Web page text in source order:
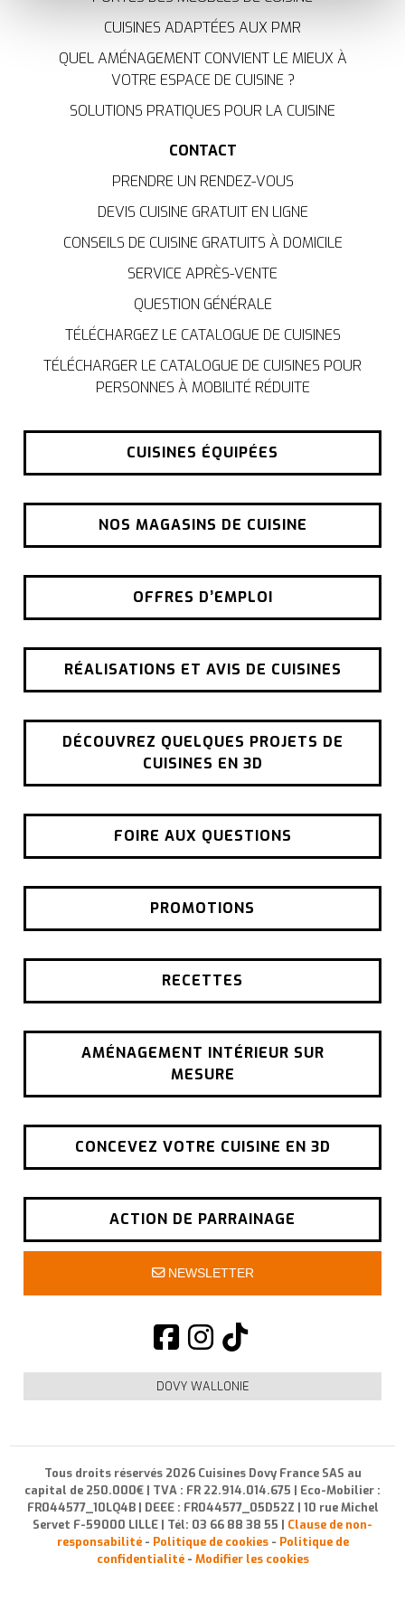
bon fonctionnement du site, offrent des analyses pour
améliorer votre expérience et ils nous aident à vous
fournir une expérience personnalisée, comme indiqué
politique de cookies.
We work with 35 third partieswho may receive and
CUISINES ADAPTÉES AUX PMR
QUEL AMÉNAGEMENT CONVIENT LE MIEUX À
VOTRE ESPACE DE CUISINE ?
SOLUTIONS PRATIQUES POUR LA CUISINE
CONTACT
PRENDRE UN RENDEZ-VOUS
DEVIS CUISINE GRATUIT EN LIGNE
CONSEILS DE CUISINE GRATUITS À DOMICILE
SERVICE APRÈS-VENTE
QUESTION GÉNÉRALE
TÉLÉCHARGEZ LE CATALOGUE DE CUISINES
TÉLÉCHARGER LE CATALOGUE DE CUISINES POUR
PERSONNES À MOBILITÉ RÉDUITE
CUISINES ÉQUIPÉES
NOS MAGASINS DE CUISINE
OFFRES D’EMPLOI
RÉALISATIONS ET AVIS DE CUISINES
DÉCOUVREZ QUELQUES PROJETS DE
CUISINES EN 3D
FOIRE AUX QUESTIONS
PROMOTIONS
RECETTES
AMÉNAGEMENT INTÉRIEUR SUR
MESURE
CONCEVEZ VOTRE CUISINE EN 3D
ACTION DE PARRAINAGE
NEWSLETTER
DOVY WALLONIE
Tous droits réservés 2026 Cuisines Dovy France SAS au
capital de 250.000€ | TVA : FR 22.914.014.675 | Eco-Mobilier :
FR044577_10LQ4B | DEEE : FR044577_05D52Z | 10 rue Michel
Servet F-59000 LILLE | Tél: 03 66 88 38 55 | Clause de non-
responsabilité- Politique de cookies- Politique de
confidentialité- Modifier les cookies